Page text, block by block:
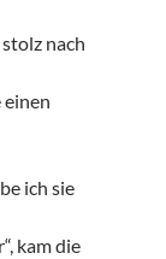
nach
ich sie
kam die